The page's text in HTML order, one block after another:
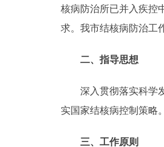
ITALIANO
核病防治所已并入疾控
求。我市结核病防治工
二、指导思想
深入贯彻落实科学发
实国家结核病控制策略。
三、工作原则